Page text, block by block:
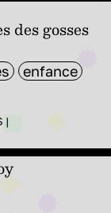
des gosses
enfance
|